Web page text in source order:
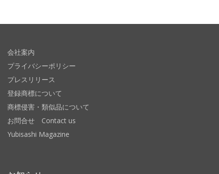
会社案内
プライバシーポリシー
プレスリリース
登録商標について
商標侵害・類似品について
お問合せ Contact us
Yubisashi Magazine